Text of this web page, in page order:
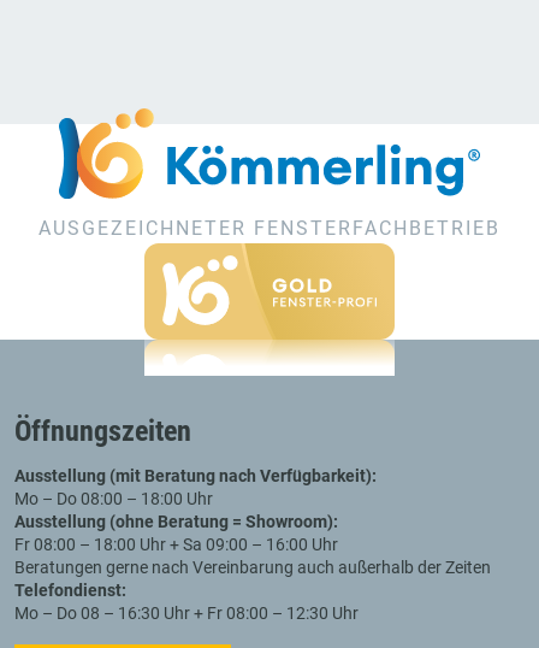
AUSGEZEICHNETER FENSTERFACHBETRIEB
Öffnungszeiten
Ausstellung (mit Beratung nach Verfügbarkeit):
Mo – Do 08:00 – 18:00 Uhr
Ausstellung (ohne Beratung = Showroom):
Fr 08:00 – 18:00 Uhr + Sa 09:00 – 16:00 Uhr
Beratungen gerne nach Vereinbarung auch außerhalb der Zeiten
Telefondienst:
Mo – Do 08 – 16:30 Uhr + Fr 08:00 – 12:30 Uhr